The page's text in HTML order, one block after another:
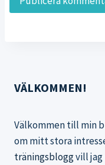
VÄLKOMMEN!
Välkommen till min
om mitt stora
träningsbloggvill